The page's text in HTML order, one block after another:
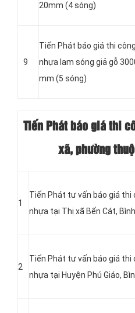
20mm (4 sóng)
9
Tiến Phát báo giá thi
nhựa lam sóng giả gỗ
mm (5 sóng)
Tiến Phát báo giá thi
xã, phường
1
Tiến Phát tư vấn báo giá thi
nhựa tại Thị xã Bến Cát,
2
Tiến Phát tư vấn báo giá thi
nhựa tại Huyện Phú Giáo,